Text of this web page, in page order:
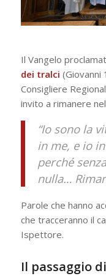
Il Vangelo
dei tralci (Giovanni
Consigliere
invito a rimanere
“Io sono la
in me, e io
perché
nulla…
Parole che hanno
che tracceranno il
Ispettore.
Il passaggio